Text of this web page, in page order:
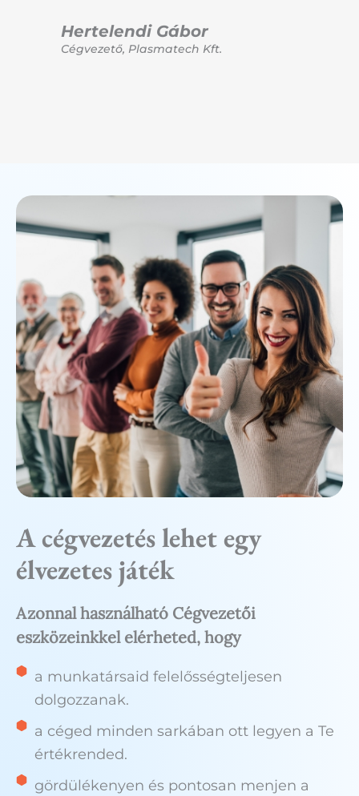
Hertelendi Gábor
Cégvezető, Plasmatech Kft.
A cégvezetés lehet egy
élvezetes játék
Azonnal használható Cégvezetői
eszközeinkkel elérheted, hogy
a munkatársaid felelősségteljesen
dolgozzanak.
a céged minden sarkában ott legyen a Te
értékrended.
gördülékenyen és pontosan menjen a